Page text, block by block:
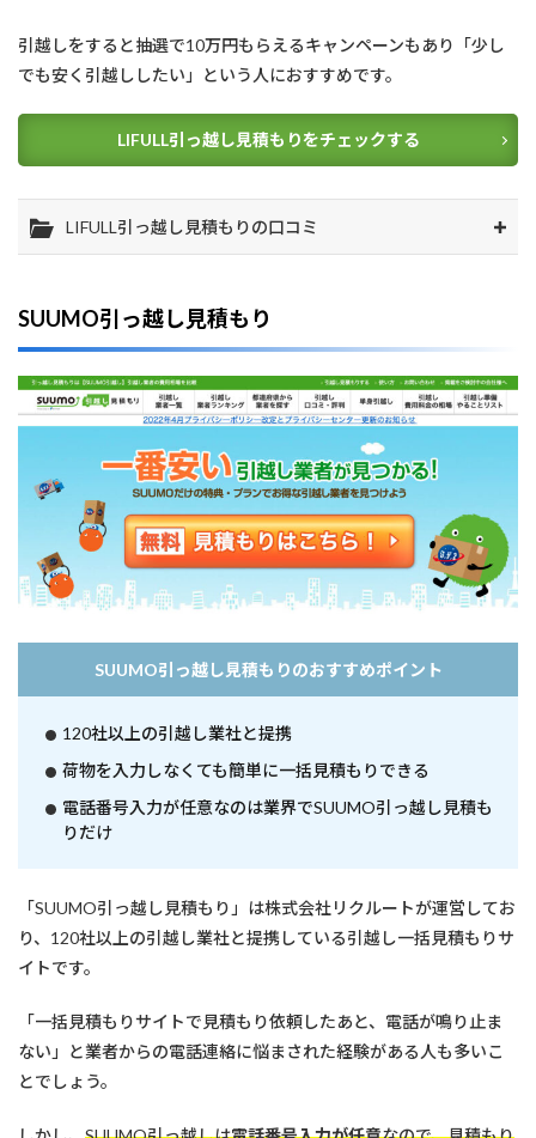
引越しをすると抽選で10万円もらえるキャンペーンもあり「少し
でも安く引越ししたい」という人におすすめです。
LIFULL引っ越し見積もりをチェックする
LIFULL引っ越し見積もりの口コミ
SUUMO引っ越し見積もり
SUUMO引っ越し見積もりのおすすめポイント
120社以上の引越し業社と提携
荷物を入力しなくても簡単に一括見積もりできる
電話番号入力が任意なのは業界でSUUMO引っ越し見積も
りだけ
「SUUMO引っ越し見積もり」は株式会社リクルートが運営してお
り、120社以上の引越し業社と提携している引越し一括見積もりサ
イトです。
「一括見積もりサイトで見積もり依頼したあと、電話が鳴り止ま
ない」と業者からの電話連絡に悩まされた経験がある人も多いこ
とでしょう。